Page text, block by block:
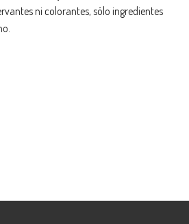
ni colorantes, sólo ingredientes